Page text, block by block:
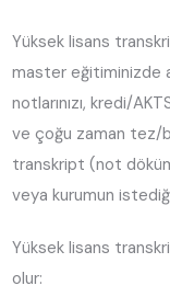
Yüksek lisans
master eğitiminizde
notlarınızı, kredi/
ve çoğu zaman tez/
transkript (not
veya kurumun
Yüksek lisans
olur: